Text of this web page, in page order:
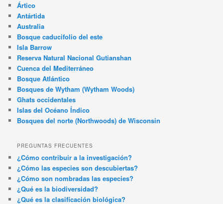
Ártico
Antártida
Australia
Bosque caducifolio del este
Isla Barrow
Reserva Natural Nacional Gutianshan
Cuenca del Mediterráneo
Bosque Atlántico
Bosques de Wytham (Wytham Woods)
Ghats occidentales
Islas del Océano Índico
Bosques del norte (Northwoods) de Wisconsin
PREGUNTAS FRECUENTES
¿Cómo contribuir a la investigación?
¿Cómo las especies son descubiertas?
¿Cómo son nombradas las especies?
¿Qué es la biodiversidad?
¿Qué es la clasificación biológica?